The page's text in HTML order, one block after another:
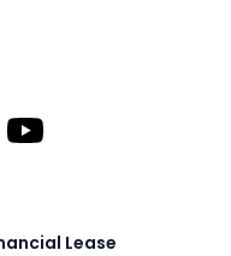
YouTube
Lease